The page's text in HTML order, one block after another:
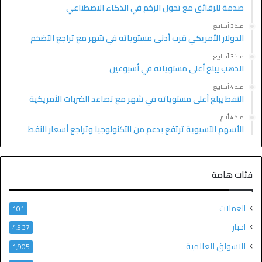
صدمة للرقائق مع تحول الزخم في الذكاء الاصطناعي
منذ 3 أسابيع
الدولار الأمريكي قرب أدنى مستوياته في شهر مع تراجع التضخم
منذ 3 أسابيع
الذهب يبلغ أعلى مستوياته في أسبوعين
منذ 4 أسابيع
النفط يبلغ أعلى مستوياته في شهر مع تصاعد الضربات الأمريكية
منذ 4 أيام
الأسهم الآسيوية ترتفع بدعم من التكنولوجيا وتراجع أسعار النفط
فئات هامة
العملات 101
اخبار 4٬937
الاسواق العالمية 1٬905